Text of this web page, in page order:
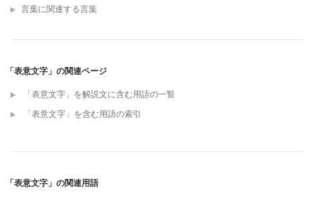
言葉に関連する言葉
「表意文字」の関連ページ
「表意文字」を解説文に含む用語の一覧
「表意文字」を含む用語の索引
「表意文字」の関連用語